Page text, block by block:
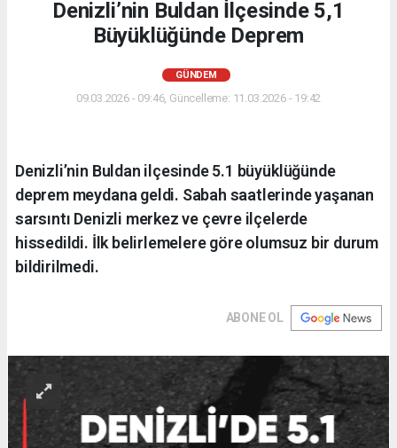
Denizli’nin Buldan İlçesinde 5,1
Büyüklüğünde Deprem
GÜNDEM
09.03.2026 - 09:46, Güncelleme: 11.03.2026 - 19:42
Denizli’nin Buldan ilçesinde 5.1 büyüklüğünde
deprem meydana geldi. Sabah saatlerinde yaşanan
sarsıntı Denizli merkez ve çevre ilçelerde
hissedildi. İlk belirlemelere göre olumsuz bir durum
bildirilmedi.
ABONE OL